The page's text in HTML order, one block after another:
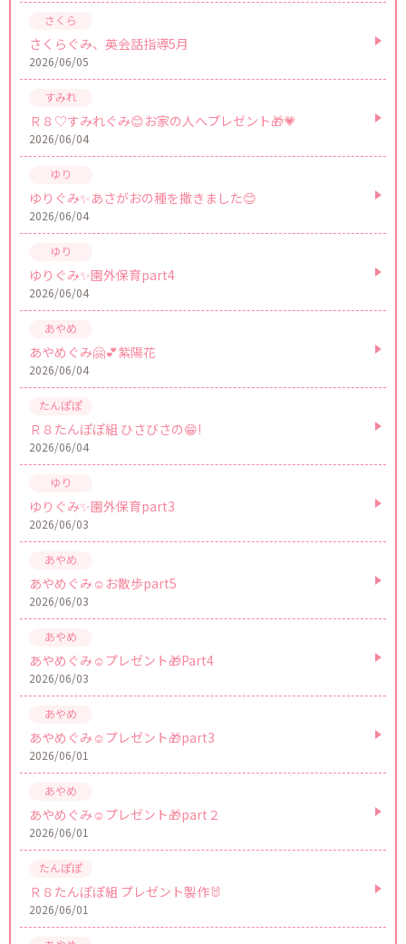
さくらぐみ、英会話指導5月
2026/06/05
Ｒ８♡すみれぐみ😊お家の人へプレゼント🎁💗
2026/06/04
ゆりぐみ✨あさがおの種を撒きました😊
2026/06/04
ゆりぐみ✨園外保育part4
2026/06/04
あやめぐみ🤗💕紫陽花
2026/06/04
Ｒ８たんぽぽ組 ひさびさの😁!
2026/06/04
ゆりぐみ✨園外保育part3
2026/06/03
あやめぐみ☺お散歩part5
2026/06/03
あやめぐみ☺プレゼント🎁Part4
2026/06/03
あやめぐみ☺プレゼント🎁part3
2026/06/01
あやめぐみ☺プレゼント🎁part２
2026/06/01
Ｒ８たんぽぽ組 プレゼント製作🐰
2026/06/01